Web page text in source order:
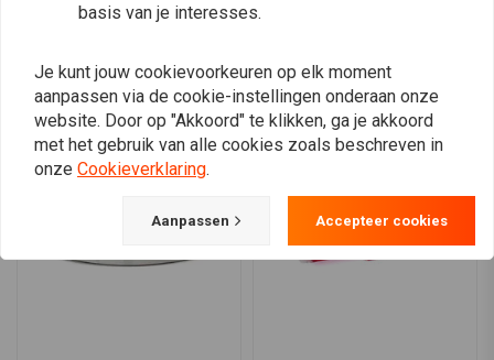
Vergelijkbare producten
basis van je interesses.
Je kunt jouw cookievoorkeuren op elk moment
aanpassen via de cookie-instellingen onderaan onze
website. Door op "Akkoord" te klikken, ga je akkoord
met het gebruik van alle cookies zoals beschreven in
onze Cookieverklaring.
Aanpassen Accepteer cookies